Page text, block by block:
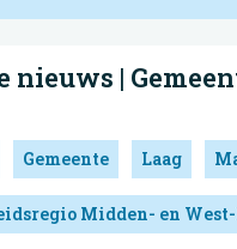
nieuws |
Gemeente Laag
Midden- en